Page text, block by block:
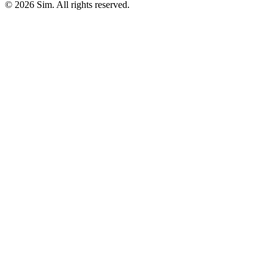
© 2026 Sim. All rights reserved.